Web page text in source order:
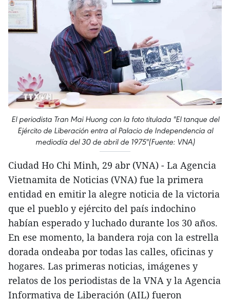
El periodista Tran Mai Huong con la foto titulada "El tanque del
Ejército de Liberación entra al Palacio de Independencia al
mediodía del 30 de abril de 1975"(Fuente: VNA)
Ciudad Ho Chi Minh, 29 abr (VNA) - La Agencia
Vietnamita de Noticias (VNA) fue la primera
entidad en emitir la alegre noticia de la victoria
que el pueblo y ejército del país indochino
habían esperado y luchado durante los 30 años.
En ese momento, la bandera roja con la estrella
dorada ondeaba por todas las calles, oficinas y
hogares. Las primeras noticias, imágenes y
relatos de los periodistas de la VNA y la Agencia
Informativa de Liberación (AIL) fueron